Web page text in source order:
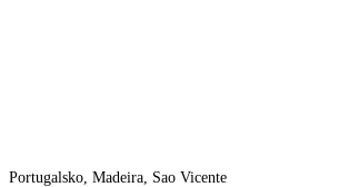
Portugalsko, Madeira, Sao Vicente